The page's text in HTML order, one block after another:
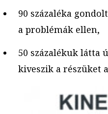
90 százaléka
a problémák ellen,
50 százalékuk látta
kiveszik a részüket